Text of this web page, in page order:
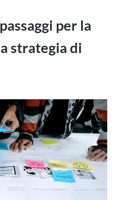
per la
strategia di